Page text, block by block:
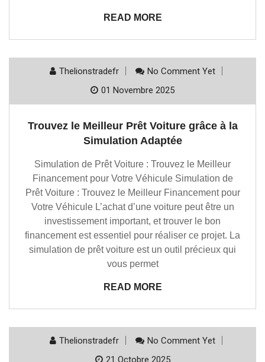
READ MORE
Thelionstradefr
No Comment Yet
01 Novembre 2025
Trouvez le Meilleur Prêt Voiture grâce à la
Simulation Adaptée
Simulation de Prêt Voiture : Trouvez le Meilleur
Financement pour Votre Véhicule Simulation de
Prêt Voiture : Trouvez le Meilleur Financement pour
Votre Véhicule L’achat d’une voiture peut être un
investissement important, et trouver le bon
financement est essentiel pour réaliser ce projet. La
simulation de prêt voiture est un outil précieux qui
vous permet
READ MORE
Thelionstradefr
No Comment Yet
21 Octobre 2025